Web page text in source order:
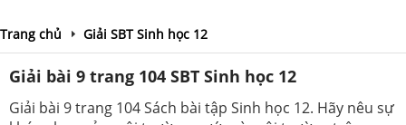
Trang chủ Giải SBT Sinh học 12
Giải bài 9 trang 104 SBT Sinh học 12
Giải bài 9 trang 104 Sách bài tập Sinh học 12. Hãy nêu sự